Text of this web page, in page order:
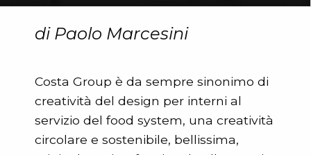
di Paolo Marcesini
Costa Group è da sempre sinonimo di
creatività del design per interni al
servizio del food system, una creatività
circolare e sostenibile, bellissima,